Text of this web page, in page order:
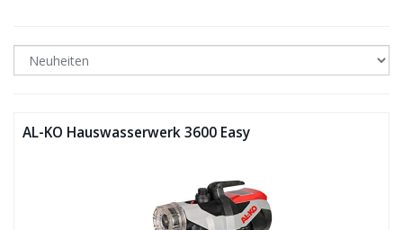
AL-KO Hauswasserwerk 3600 Easy